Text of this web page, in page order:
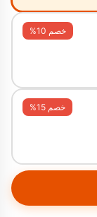
خصم 10%
خصم 15%